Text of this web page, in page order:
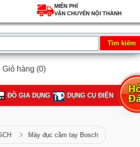
MIỄN PHÍ
VẬN CHUYỂN NỘI THÀNH
Giỏ hàng (0)
ĐỒ GIA DỤNG DỤNG CỤ ĐIỆN
Máy đục cầm tay Bosch